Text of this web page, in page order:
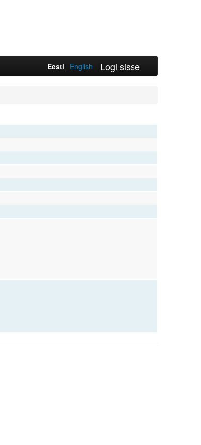
Logi sisse
Eesti English